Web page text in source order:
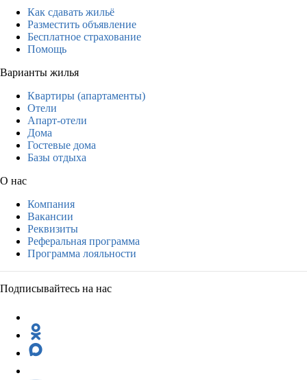
Как сдавать жильё
Разместить объявление
Бесплатное страхование
Помощь
Варианты жилья
Квартиры (апартаменты)
Отели
Апарт-отели
Дома
Гостевые дома
Базы отдыха
О нас
Компания
Вакансии
Реквизиты
Реферальная программа
Программа лояльности
Подписывайтесь на нас